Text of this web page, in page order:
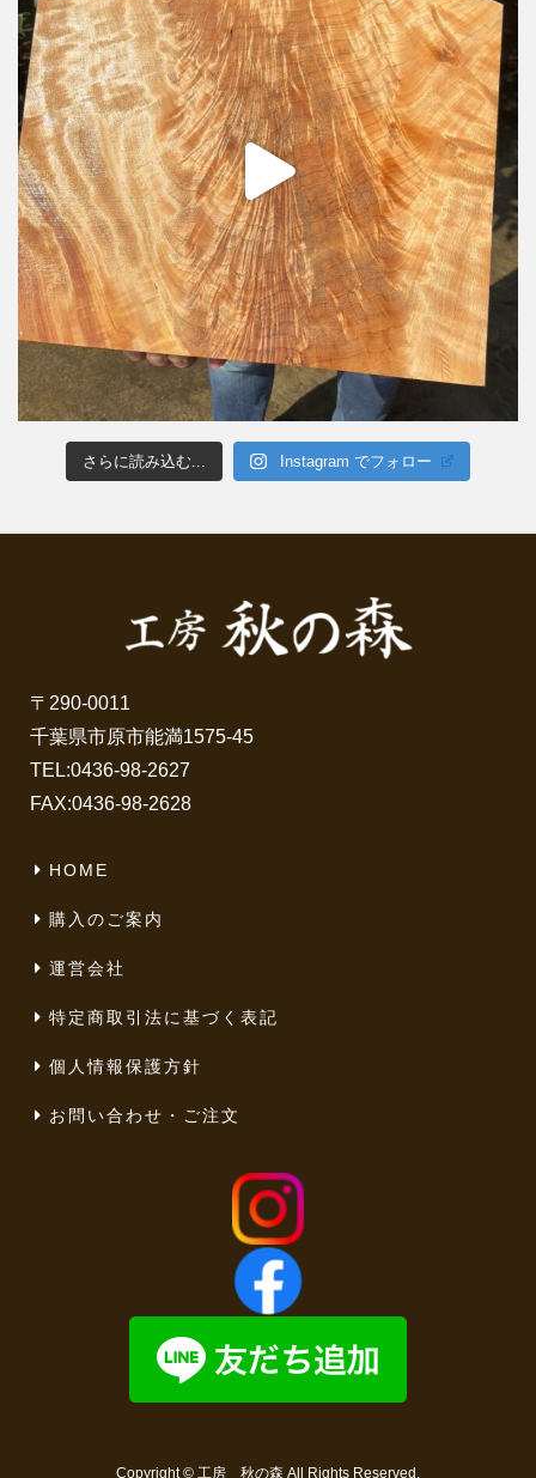
さらに読み込む... Instagram でフォロー
〒290-0011
千葉県市原市能満1575-45
TEL:0436-98-2627
FAX:0436-98-2628
HOME
購入のご案内
運営会社
特定商取引法に基づく表記
個人情報保護方針
お問い合わせ・ご注文
Copyright © 工房 秋の森 All Rights Reserved.